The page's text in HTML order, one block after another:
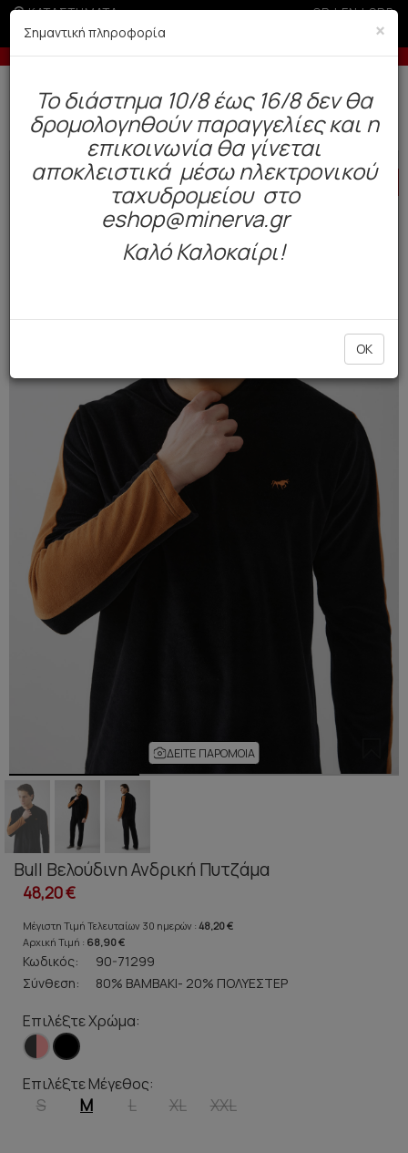
ΚΑΤΑΣΤΗΜΑΤΑ GR|EN|SRB
πιστωτική άνω των 100€ Έως 3 άτοκες δόσεις
Δωρεάν αποστολή άνω των 49€. Παράδοση σε 3-5 εργάσιμες.
Ανδρας Πυτζάμες Χειμωνιάτικες
HOT
ΔΕΊΤΕ ΠΑΡΌΜΟΙΑ
Bull Βελούδινη Ανδρική Πυτζάμα
48,20 €
Μέγιστη Τιμή Τελευταίων 30 ημερών : 48,20 €
Αρχική Τιμή : 68,90 €
Κωδικός:
90-71299
Σύνθεση:
80% ΒΑΜΒΑΚΙ- 20% ΠΟΛΥΕΣΤΕΡ
Επιλέξτε Χρώμα:
Επιλέξτε Μέγεθος:
S M L XL XXL
×
Σημαντική πληροφορία
To διάστημα 10/8 έως 16/8 δεν θα
δρομολογηθούν παραγγελίες και η
επικοινωνία θα γίνεται
αποκλειστικά μέσω ηλεκτρονικού
ταχυδρομείου στο
eshop@minerva.gr
Καλό Καλοκαίρι!
OK